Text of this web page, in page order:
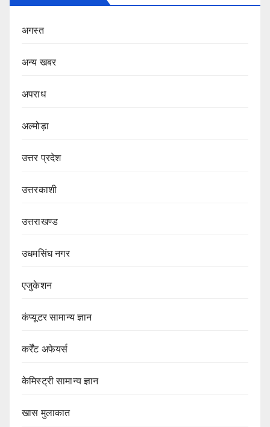
अगस्त
अन्य खबर
अपराध
अल्मोड़ा
उत्तर प्रदेश
उत्तरकाशी
उत्तराखण्ड
उधमसिंघ नगर
एजुकेशन
कंप्यूटर सामान्य ज्ञान
कर्रेंट अफेयर्स
केमिस्ट्री सामान्य ज्ञान
खास मुलाकात